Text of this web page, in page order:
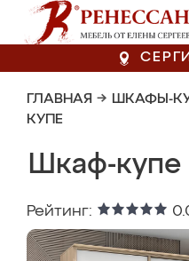
ГЛАВНАЯ → ШКАФЫ-
КУПЕ
Шкаф-
Рейтинг: